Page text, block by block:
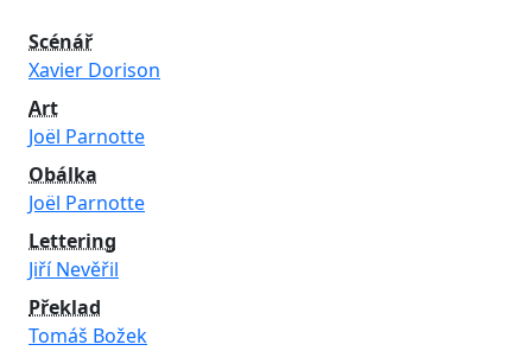
Scénář
Xavier Dorison
Art
Joël Parnotte
Obálka
Joël Parnotte
Lettering
Jiří Nevěřil
Překlad
Tomáš Božek